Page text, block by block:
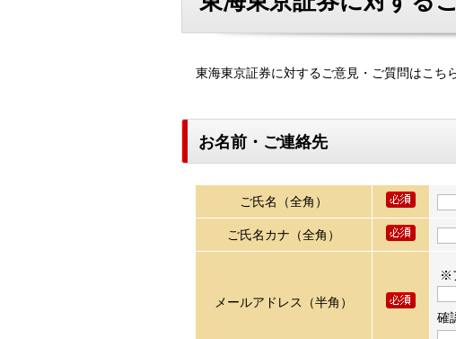
東海東京証券に対するご意見・ご質問はこち
お名前・ご連絡先
ご氏名（全角）
ご氏名カナ（全角）
メールアドレス（半角）
※
確